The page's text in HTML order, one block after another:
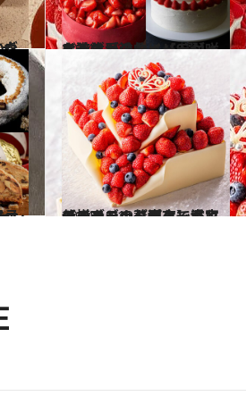
2024.12.2
イチゴが溢れ、バラが咲き誇る スタイリッシュな進化系のショートケーキで注目の的に【9選】
グルメ
2024.10.19
【コンラッド東京】溢れるイチゴの贅沢ケーキにモンブラン、ヴィーガン仕様やドッグ用まで充実のラインナップ
グルメ